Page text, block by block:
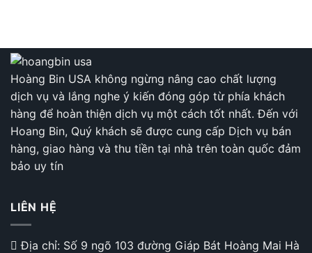
Hoàng Bin USA không ngừng nâng cao chất lượng
dịch vụ và lắng nghe ý kiến đóng góp từ phía khách
hàng để hoàn thiện dịch vụ một cách tốt nhất. Đến với
Hoang Bin, Quý khách sẽ được cung cấp Dịch vụ bán
hàng, giao hàng và thu tiền tại nhà trên toàn quốc đảm
bảo uy tín
LIÊN HỆ
Địa chỉ: Số 9 ngõ 103 đường Giáp Bát Hoàng Mai Hà